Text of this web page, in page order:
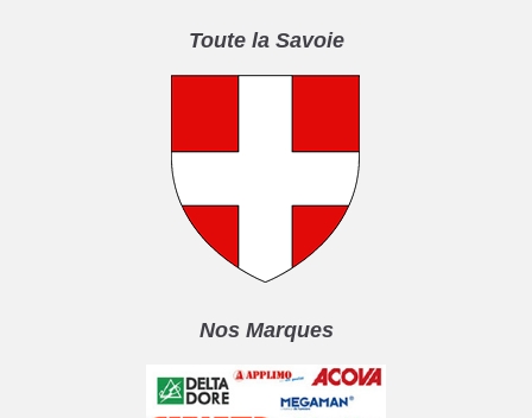
Toute la Savoie
Nos Marques